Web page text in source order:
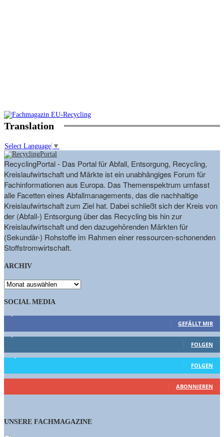
Translation
Select Language ▼
RecyclingPortal - Das Portal für Abfall, Entsorgung, Recycling,
Kreislaufwirtschaft und Märkte ist ein unabhängiges Forum für
Fachinformationen aus Europa. Das Themenspektrum umfasst
alle Facetten eines Abfallmanagements, das die nachhaltige
Kreislaufwirtschaft zum Ziel hat. Dabei schließt sich der Kreis von
der (Abfall-) Entsorgung über das Recycling bis hin zur
Kreislaufwirtschaft und den dazugehörenden Märkten für
(Sekundär-) Rohstoffe im Rahmen einer ressourcen-schonenden
Stoffstromwirtschaft.
ARCHIV
ARCHIV
SOCIAL MEDIA
GEFÄLLT MIR
1,662 Follower
FOLGEN
15,658 Follower
FOLGEN
461 Abonnenten
ABONNIEREN
UNSERE FACHMAGAZINE